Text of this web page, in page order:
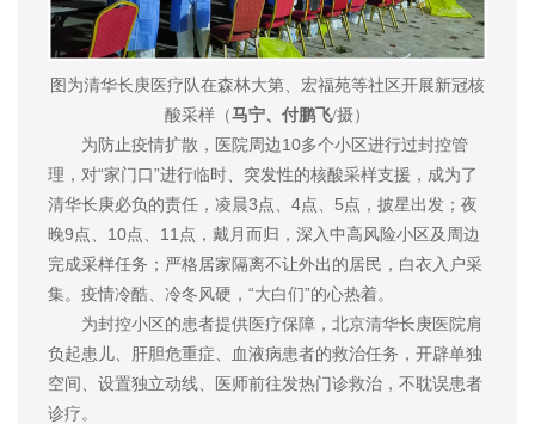
图为清华长庚医疗队在森林大第、宏福苑等社区开展新冠核
酸采样（马宁、付鹏飞/摄）
为防止疫情扩散，医院周边10多个小区进行过封控管
理，对“家门口”进行临时、突发性的核酸采样支援，成为了
清华长庚必负的责任，凌晨3点、4点、5点，披星出发；夜
晚9点、10点、11点，戴月而归，深入中高风险小区及周边
完成采样任务；严格居家隔离不让外出的居民，白衣入户采
集。疫情冷酷、冷冬风硬，“大白们”的心热着。
为封控小区的患者提供医疗保障，北京清华长庚医院肩
负起患儿、肝胆危重症、血液病患者的救治任务，开辟单独
空间、设置独立动线、医师前往发热门诊救治，不耽误患者
诊疗。